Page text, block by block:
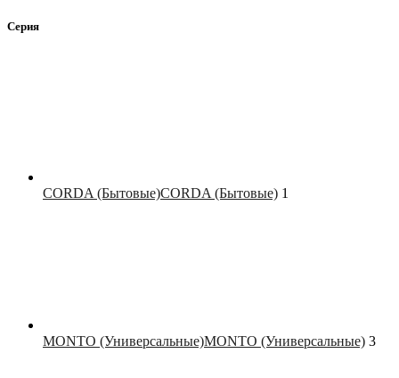
Серия
CORDA (Бытовые)CORDA (Бытовые) 1
MONTO (Универсальные)MONTO (Универсальные) 3